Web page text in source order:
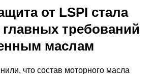
от LSPI стала
требований
маслам
что состав моторного масла